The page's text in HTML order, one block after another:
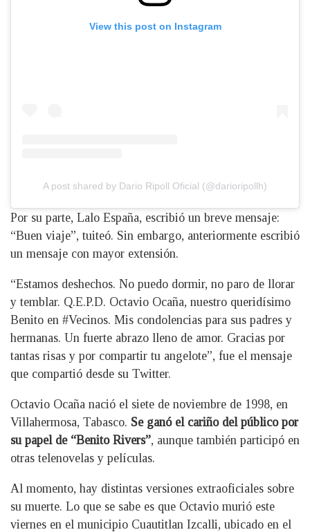
View this post on Instagram
A post shared by Dario Ripoll Oficial (@darioripollh)
Por su parte, Lalo España, escribió un breve mensaje:
“Buen viaje”, tuiteó. Sin embargo, anteriormente escribió
un mensaje con mayor extensión.
“Estamos deshechos. No puedo dormir, no paro de llorar
y temblar. Q.E.P.D. Octavio Ocaña, nuestro queridísimo
Benito en #Vecinos. Mis condolencias para sus padres y
hermanas. Un fuerte abrazo lleno de amor. Gracias por
tantas risas y por compartir tu angelote”, fue el mensaje
que compartió desde su Twitter.
Octavio Ocaña nació el siete de noviembre de 1998, en
Villahermosa, Tabasco. Se ganó el cariño del público por
su papel de “Benito Rivers”, aunque también participó en
otras telenovelas y películas.
Al momento, hay distintas versiones extraoficiales sobre
su muerte. Lo que se sabe es que Octavio murió este
viernes en el municipio Cuautitlan Izcalli, ubicado en el